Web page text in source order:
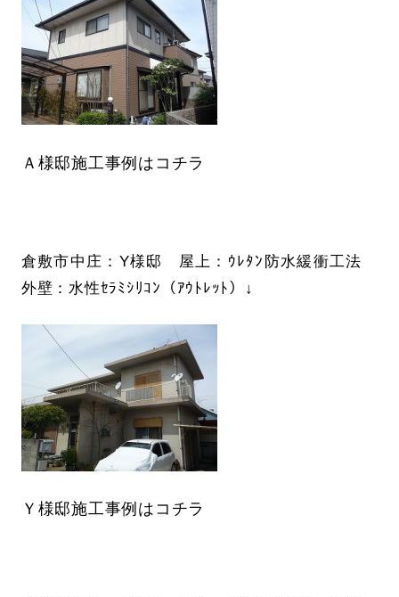
Ａ様邸施工事例はコチラ
倉敷市中庄：Y様邸 屋上：ｳﾚﾀﾝ防水緩衝工法
外壁：水性ｾﾗﾐｼﾘｺﾝ（ｱｳﾄﾚｯﾄ）↓
Ｙ様邸施工事例はコチラ